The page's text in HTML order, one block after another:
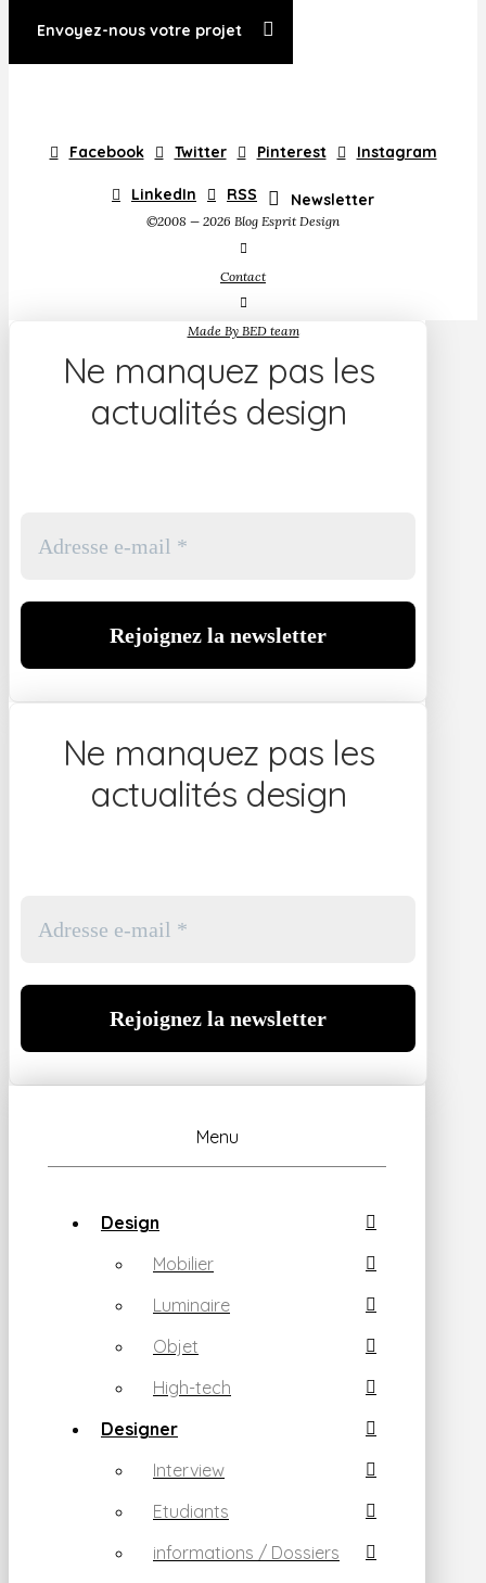
Envoyez-nous votre projet
Facebook Twitter Pinterest Instagram
LinkedIn RSS Newsletter
©2008 — 2026 Blog Esprit Design
Contact
Made By BED team
Ne manquez pas les
actualités design
Ne manquez pas les
actualités design
Menu
Design
Mobilier
Luminaire
Objet
High-tech
Designer
Interview
Etudiants
informations / Dossiers